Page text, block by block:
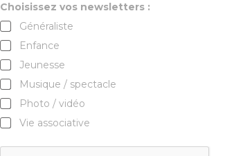
Choisissez vos newsletters :
Généraliste
Enfance
Jeunesse
Musique / spectacle
Photo / vidéo
Vie associative